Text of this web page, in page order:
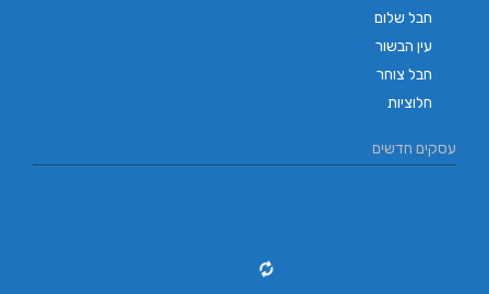
חבל שלום
עין הבשור
חבל צוחר
חלוציות
עסקים חדשים